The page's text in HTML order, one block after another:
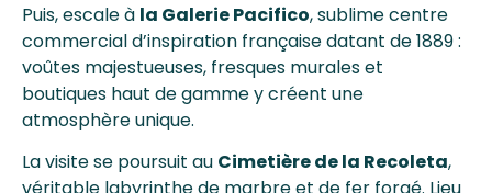
Puis, escale à la Galerie Pacifico, sublime centre
commercial d’inspiration française datant de 1889 :
voûtes majestueuses, fresques murales et
boutiques haut de gamme y créent une
atmosphère unique.
La visite se poursuit au Cimetière de la Recoleta,